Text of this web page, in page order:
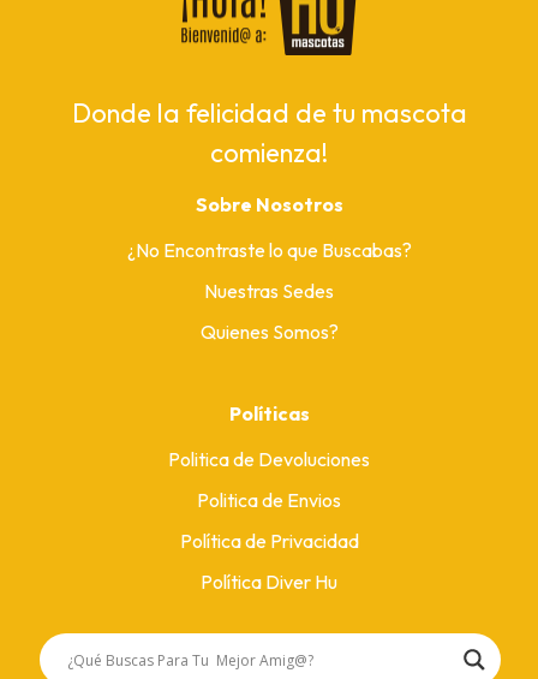
Donde la felicidad de tu mascota
comienza!
Sobre Nosotros
¿No Encontraste lo que Buscabas?
Nuestras Sedes
Quienes Somos?
Políticas
Politica de Devoluciones
Politica de Envios
Política de Privacidad
Política Diver Hu